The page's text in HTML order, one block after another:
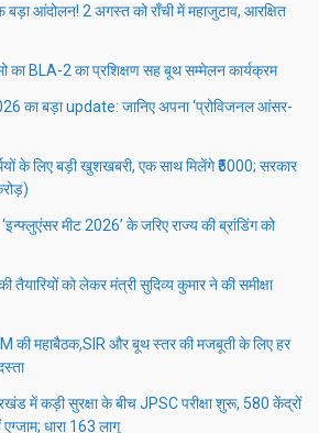
आंदोलन! 2 अगस्त को राँची में महाजुटाव, आरक्षित
का BLA-2 का प्रशिक्षण सह बूथ सम्मेलन कार्यक्रम
का बड़ा update: जानिए अपना ‘प्रोविजनल आंसर-
के लिए बड़ी खुशखबरी, एक साथ मिलेंगे ₹5000; सरकार
मीट 2026’ के जरिए राज्य की ब्रांडिंग को
तैयारियों को लेकर मंत्री सुदिव्य कुमार ने की समीक्षा
की महाबैठक,SIR और बूथ स्तर की मजबूती के लिए हर
में कड़ी सुरक्षा के बीच JPSC परीक्षा शुरू, 580 केंद्रों
धारा 163 लागू